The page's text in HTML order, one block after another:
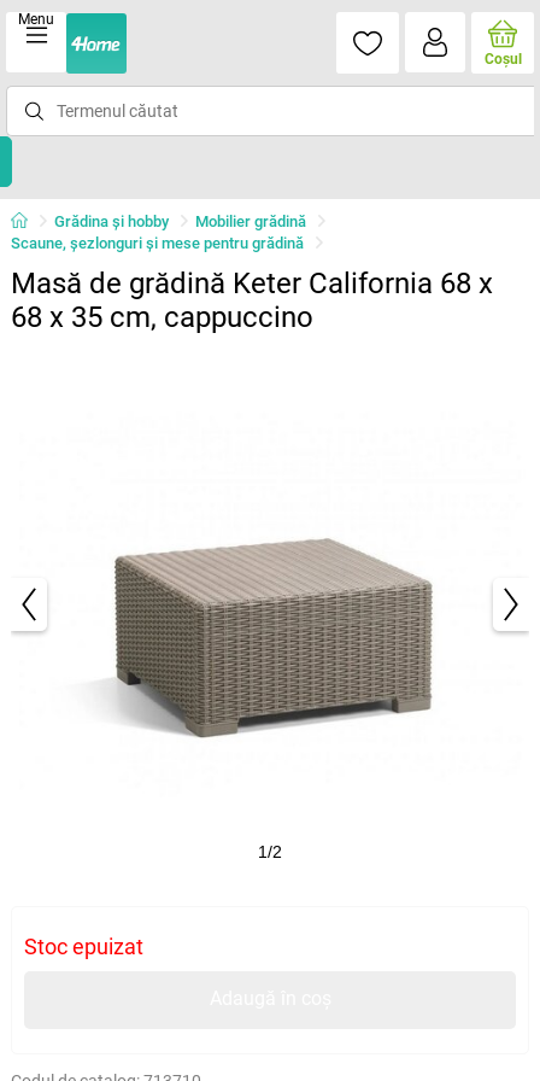
Menu
Coşul
Grădina şi hobby
Mobilier grădină
Scaune, şezlonguri şi mese pentru grădină
Masă de grădină Keter California 68 x
68 x 35 cm, cappuccino
1/2
Stoc epuizat